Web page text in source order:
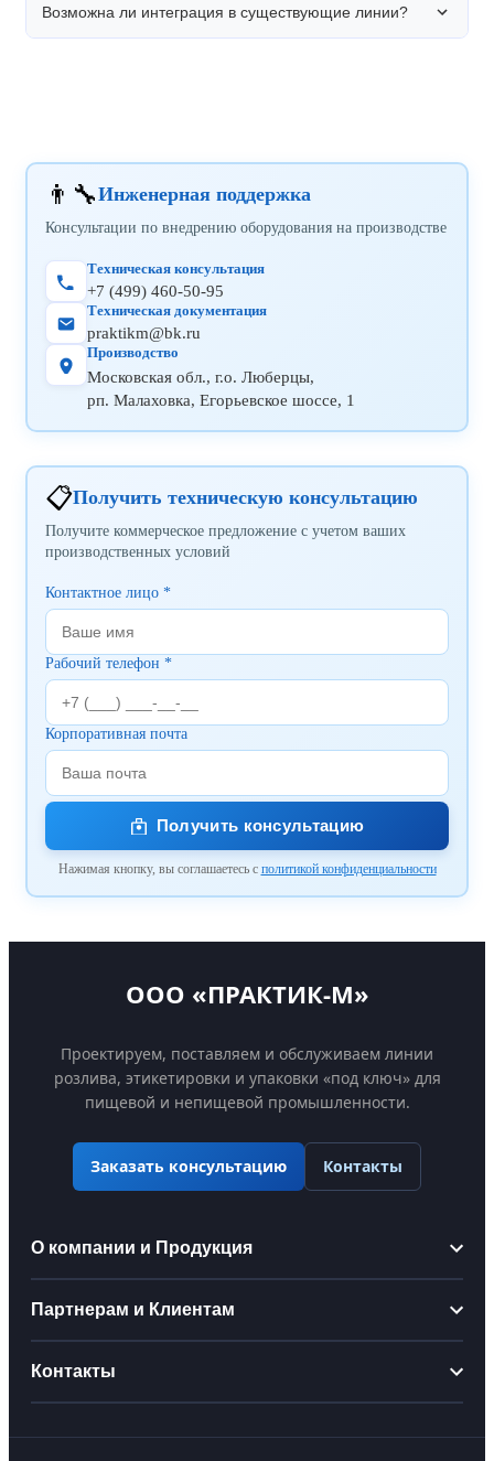
неисправных компонентов.
Рекомендуемый сервисный интервал — 6 месяцев
или 10 000 рабочих часов. Проводим плановое
Возможна ли интеграция в существующие линии?
👨‍🔧Инженерная поддержка
Консультации по внедрению оборудования на производстве
Техническая консультация
+7 (499) 460-50-95
Техническая документация
praktikm@bk.ru
Производство
Московская обл., г.о. Люберцы,
рп. Малаховка, Егорьевское шоссе, 1
📋Получить техническую консультацию
Получите коммерческое предложение с учетом ваших
производственных условий
Контактное лицо *
Рабочий телефон *
Корпоративная почта
Получить консультацию
Нажимая кнопку, вы соглашаетесь с политикой конфиденциальности
ООО «ПРАКТИК-М»
Проектируем, поставляем и обслуживаем линии
розлива, этикетировки и упаковки «под ключ» для
пищевой и непищевой промышленности.
Заказать консультацию Контакты
О компании и Продукция
Информация
О компании
Производство
Партнерам и Клиентам
Партнерам
Стать дистрибьютором
Для производственных цехов
Контакты
praktikm@bk.ru